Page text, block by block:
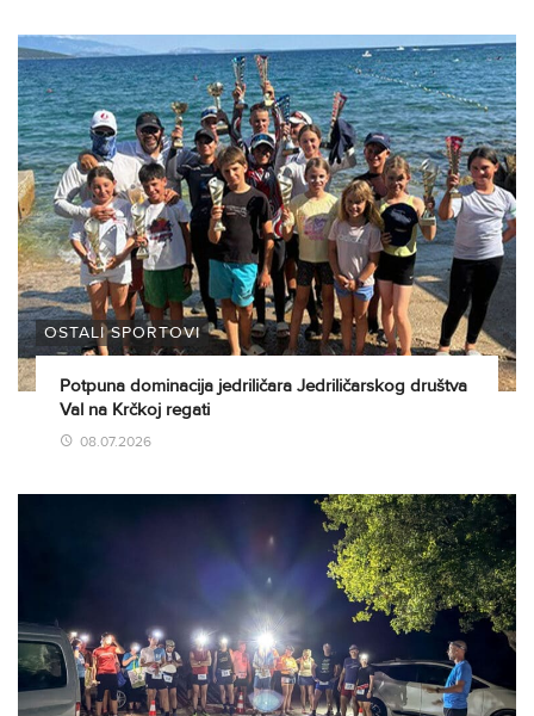
OSTALI SPORTOVI
Potpuna dominacija jedriličara Jedriličarskog društva
Val na Krčkoj regati
08.07.2026